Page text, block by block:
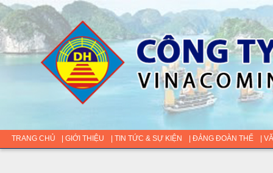
TRANG CHỦ | GIỚI THIỆU | TIN TỨC & SỰ KIỆN | ĐẢNG ĐOÀN THỂ |